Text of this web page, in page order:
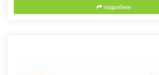
подробнее